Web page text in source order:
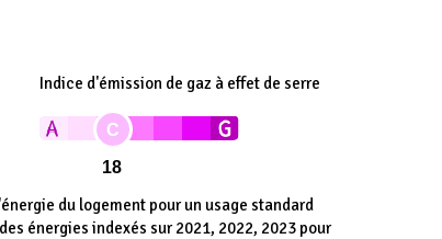
Indice d'émission de gaz à effet de serre
C
18
du logement pour un usage standard
énergies indexés sur 2021, 2022, 2023 pour